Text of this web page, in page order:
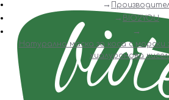
BIO2YOU
Натурална маска за коса с морски
хиалуронова